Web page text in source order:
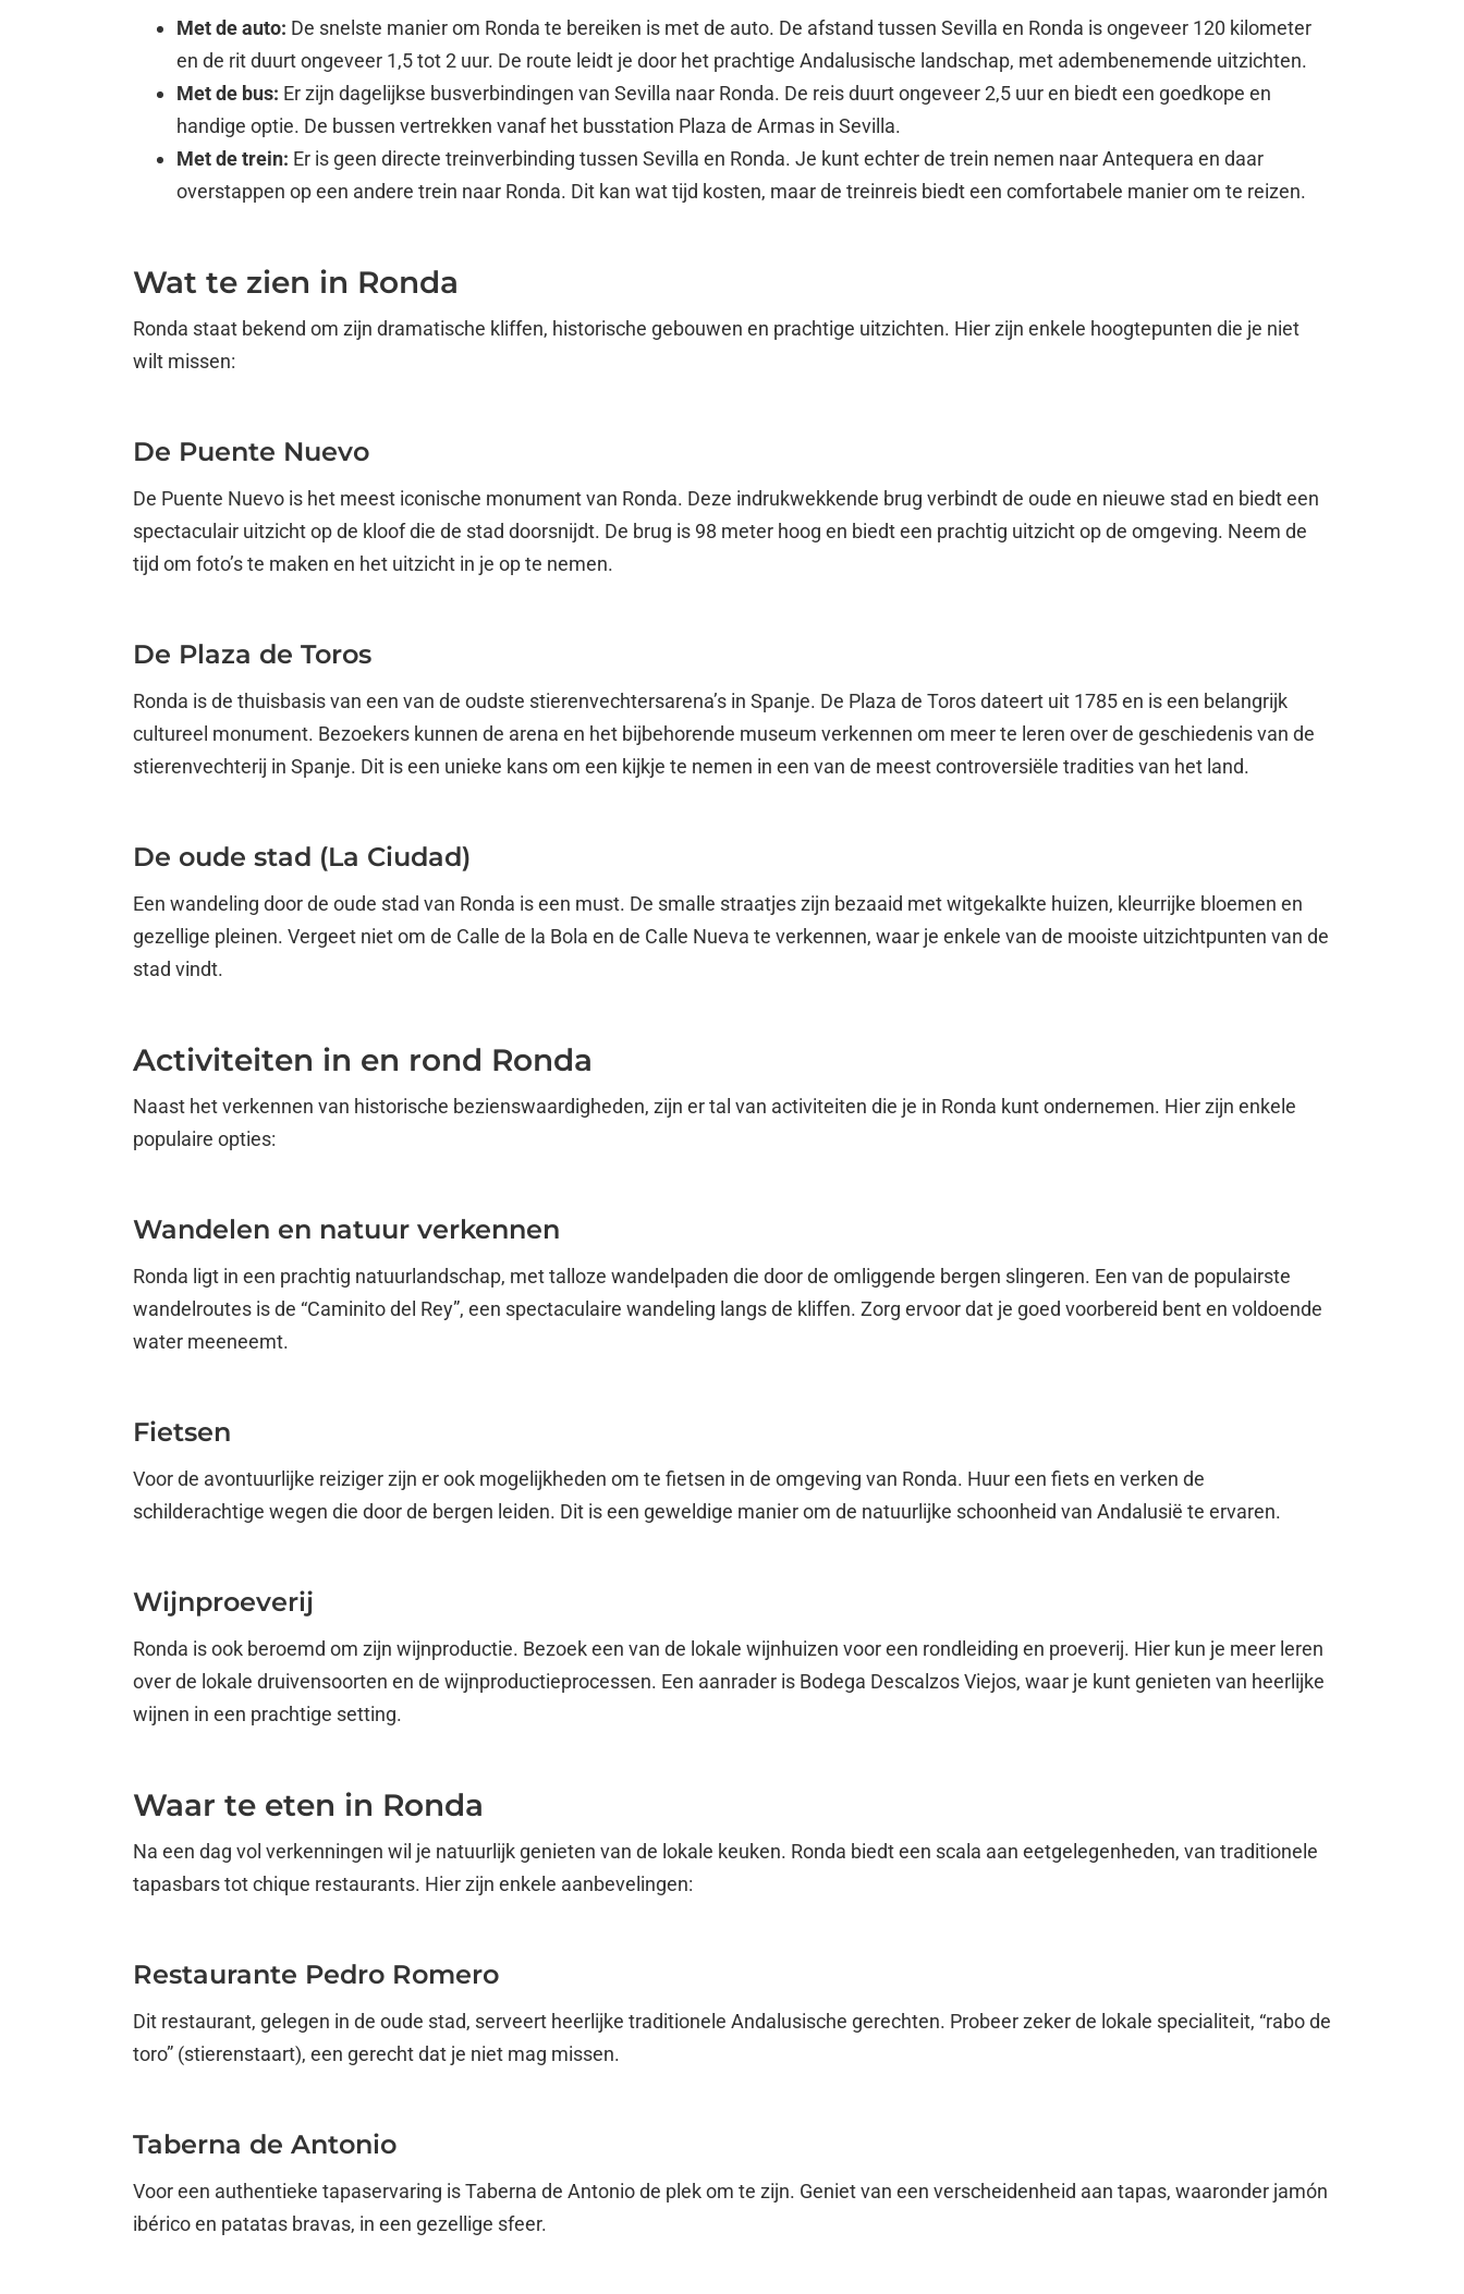
Met de auto: De snelste manier om Ronda te bereiken is met de auto. De afstand tussen Sevilla en Ronda is ongeveer 120 kilometer
en de rit duurt ongeveer 1,5 tot 2 uur. De route leidt je door het prachtige Andalusische landschap, met adembenemende uitzichten.
Met de bus: Er zijn dagelijkse busverbindingen van Sevilla naar Ronda. De reis duurt ongeveer 2,5 uur en biedt een goedkope en
handige optie. De bussen vertrekken vanaf het busstation Plaza de Armas in Sevilla.
Met de trein: Er is geen directe treinverbinding tussen Sevilla en Ronda. Je kunt echter de trein nemen naar Antequera en daar
overstappen op een andere trein naar Ronda. Dit kan wat tijd kosten, maar de treinreis biedt een comfortabele manier om te reizen.
Wat te zien in Ronda
Ronda staat bekend om zijn dramatische kliffen, historische gebouwen en prachtige uitzichten. Hier zijn enkele hoogtepunten die je niet
wilt missen:
De Puente Nuevo
De Puente Nuevo is het meest iconische monument van Ronda. Deze indrukwekkende brug verbindt de oude en nieuwe stad en biedt een
spectaculair uitzicht op de kloof die de stad doorsnijdt. De brug is 98 meter hoog en biedt een prachtig uitzicht op de omgeving. Neem de
tijd om foto’s te maken en het uitzicht in je op te nemen.
De Plaza de Toros
Ronda is de thuisbasis van een van de oudste stierenvechtersarena’s in Spanje. De Plaza de Toros dateert uit 1785 en is een belangrijk
cultureel monument. Bezoekers kunnen de arena en het bijbehorende museum verkennen om meer te leren over de geschiedenis van de
stierenvechterij in Spanje. Dit is een unieke kans om een kijkje te nemen in een van de meest controversiële tradities van het land.
De oude stad (La Ciudad)
Een wandeling door de oude stad van Ronda is een must. De smalle straatjes zijn bezaaid met witgekalkte huizen, kleurrijke bloemen en
gezellige pleinen. Vergeet niet om de Calle de la Bola en de Calle Nueva te verkennen, waar je enkele van de mooiste uitzichtpunten van de
stad vindt.
Activiteiten in en rond Ronda
Naast het verkennen van historische bezienswaardigheden, zijn er tal van activiteiten die je in Ronda kunt ondernemen. Hier zijn enkele
populaire opties:
Wandelen en natuur verkennen
Ronda ligt in een prachtig natuurlandschap, met talloze wandelpaden die door de omliggende bergen slingeren. Een van de populairste
wandelroutes is de “Caminito del Rey”, een spectaculaire wandeling langs de kliffen. Zorg ervoor dat je goed voorbereid bent en voldoende
water meeneemt.
Fietsen
Voor de avontuurlijke reiziger zijn er ook mogelijkheden om te fietsen in de omgeving van Ronda. Huur een fiets en verken de
schilderachtige wegen die door de bergen leiden. Dit is een geweldige manier om de natuurlijke schoonheid van Andalusië te ervaren.
Wijnproeverij
Ronda is ook beroemd om zijn wijnproductie. Bezoek een van de lokale wijnhuizen voor een rondleiding en proeverij. Hier kun je meer leren
over de lokale druivensoorten en de wijnproductieprocessen. Een aanrader is Bodega Descalzos Viejos, waar je kunt genieten van heerlijke
wijnen in een prachtige setting.
Waar te eten in Ronda
Na een dag vol verkenningen wil je natuurlijk genieten van de lokale keuken. Ronda biedt een scala aan eetgelegenheden, van traditionele
tapasbars tot chique restaurants. Hier zijn enkele aanbevelingen:
Restaurante Pedro Romero
Dit restaurant, gelegen in de oude stad, serveert heerlijke traditionele Andalusische gerechten. Probeer zeker de lokale specialiteit, “rabo de
toro” (stierenstaart), een gerecht dat je niet mag missen.
Taberna de Antonio
Voor een authentieke tapaservaring is Taberna de Antonio de plek om te zijn. Geniet van een verscheidenheid aan tapas, waaronder jamón
ibérico en patatas bravas, in een gezellige sfeer.